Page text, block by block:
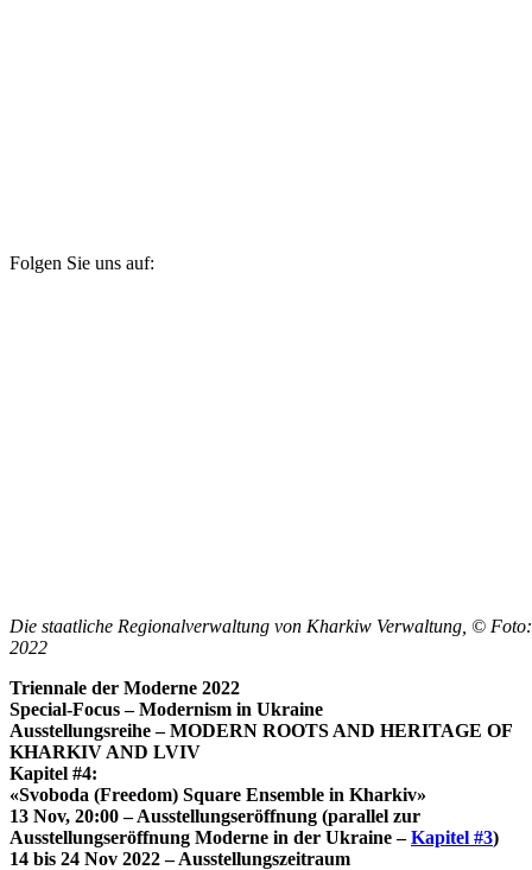
Folgen Sie uns auf:
Die staatliche Regionalverwaltung von Kharkiw Verwaltung, ©
2022
Triennale der Moderne 2022
Special-Focus – Modernism in Ukraine
Ausstellungsreihe – MODERN ROOTS AND HERITAGE OF
KHARKIV AND LVIV
Kapitel #4:
«Svoboda (Freedom) Square Ensemble in Kharkiv»
13 Nov, 20:00 – Ausstellungseröffnung (parallel zur
Ausstellungseröffnung Moderne in der Ukraine –Kapitel #3)
14 bis 24 Nov 2022 – Ausstellungszeitraum